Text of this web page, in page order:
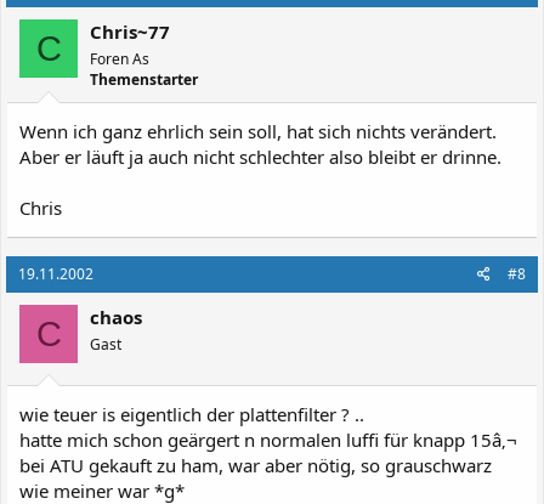
C Chris~77
Foren As
Themenstarter
Wenn ich ganz ehrlich sein soll, hat sich nichts verändert.
Aber er läuft ja auch nicht schlechter also bleibt er drinne.
Chris
19.11.2002 #8
C chaos
Gast
wie teuer is eigentlich der plattenfilter ? ..
hatte mich schon geärgert n normalen luffi für knapp 15â‚¬
bei ATU gekauft zu ham, war aber nötig, so grauschwarz
wie meiner war *g*